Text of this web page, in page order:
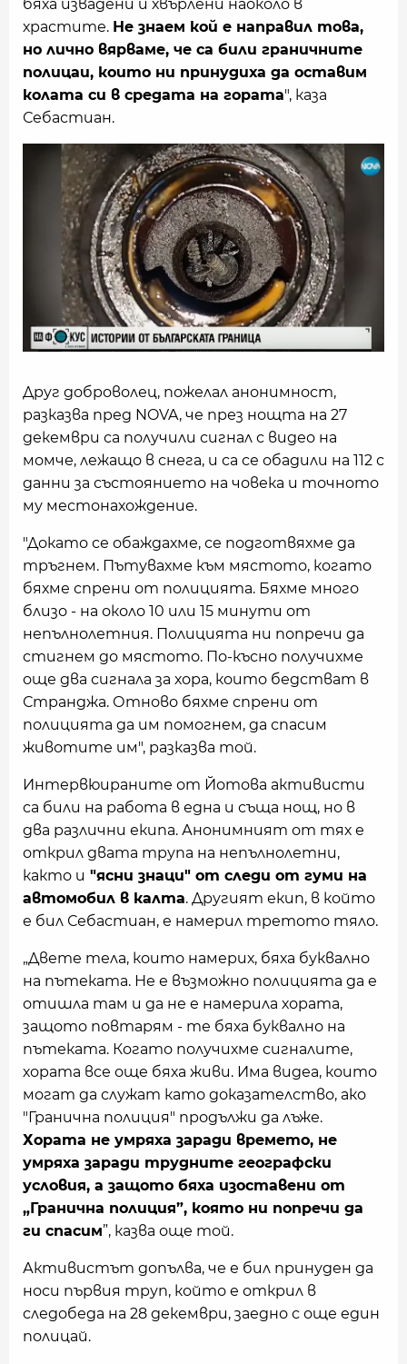
бяха извадени и хвърлени наоколо в
храстите. Не знаем кой е направил това,
но лично вярваме, че са били граничните
полицаи, които ни принудиха да оставим
колата си в средата на гората", каза
Себастиан.
Друг доброволец, пожелал анонимност,
разказва пред NOVA, че през нощта на 27
декември са получили сигнал с видео на
момче, лежащо в снега, и са се обадили на 112 с
данни за състоянието на човека и точното
му местонахождение.
"Докато се обаждахме, се подготвяхме да
тръгнем. Пътувахме към мястото, когато
бяхме спрени от полицията. Бяхме много
близо - на около 10 или 15 минути от
непълнолетния. Полицията ни попречи да
стигнем до мястото. По-късно получихме
още два сигнала за хора, които бедстват в
Странджа. Отново бяхме спрени от
полицията да им помогнем, да спасим
животите им", разказва той.
Интервюираните от Йотова активисти
са били на работа в една и съща нощ, но в
два различни екипа. Анонимният от тях е
открил двата трупа на непълнолетни,
както и "ясни знаци" от следи от гуми на
автомобил в калта. Другият екип, в който
е бил Себастиан, е намерил третото тяло.
„Двете тела, които намерих, бяха буквално
на пътеката. Не е възможно полицията да е
отишла там и да не е намерила хората,
защото повтарям - те бяха буквално на
пътеката. Когато получихме сигналите,
хората все още бяха живи. Има видеа, които
могат да служат като доказателство, ако
"Гранична полиция" продължи да лъже.
Хората не умряха заради времето, не
умряха заради трудните географски
условия, а защото бяха изоставени от
„Гранична полиция”, която ни попречи да
ги спасим”, казва още той.
Активистът допълва, че е бил принуден да
носи първия труп, който е открил в
следобеда на 28 декември, заедно с още един
полицай.